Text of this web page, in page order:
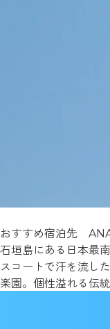
おすすめ宿泊先
石垣島にある日本最
スコートで汗を流し
楽園。個性溢れる伝